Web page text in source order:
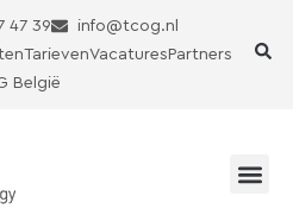
47 39
info@tcog.nl
TarievenVacatures Partners
België